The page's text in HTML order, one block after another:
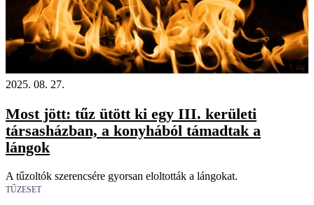
2025. 08. 27.
Most jött: tűz ütött ki egy III. kerületi
társasházban, a konyhából támadtak a
lángok
A tűzoltók szerencsére gyorsan eloltották a lángokat.
TŰZESET